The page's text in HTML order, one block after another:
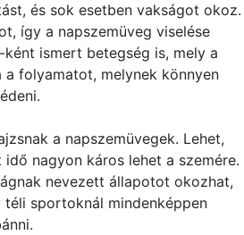
és sok esetben vakságot okoz.
így a napszemüveg viselése
ismert betegség is, mely a
folyamatot, melynek könnyen
a napszemüvegek. Lehet,
nagyon káros lehet a szemére.
nevezett állapotot okozhat,
sportoknál mindenképpen